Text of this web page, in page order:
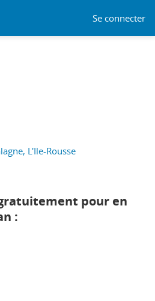
Se connecter
L'Ile-Rousse
pour en
: